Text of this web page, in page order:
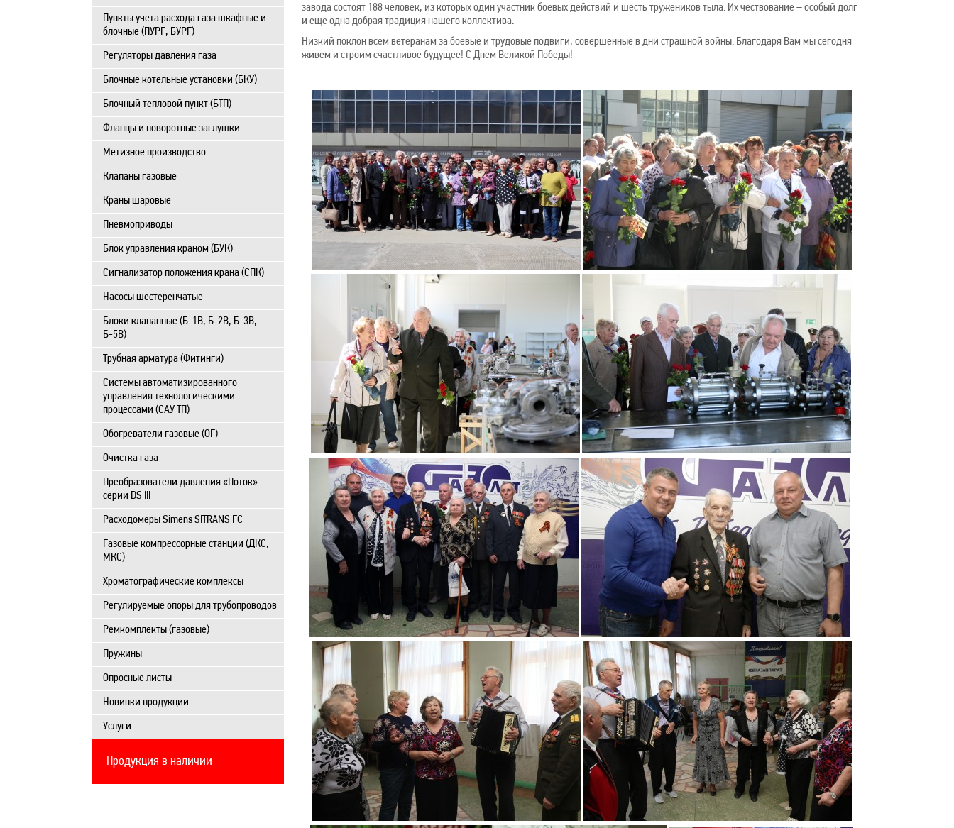
Пункты учета расхода газа шкафные и
блочные (ПУРГ, БУРГ)
Регуляторы давления газа
Блочные котельные установки (БКУ)
Блочный тепловой пункт (БТП)
Фланцы и поворотные заглушки
Метизное производство
Клапаны газовые
Краны шаровые
Пневмоприводы
Блок управления краном (БУК)
Сигнализатор положения крана (СПК)
Насосы шестеренчатые
Блоки клапанные (Б-1В, Б-2В, Б-3В,
Б-5В)
Трубная арматура (Фитинги)
Системы автоматизированного
управления технологическими
процессами (САУ ТП)
Обогреватели газовые (ОГ)
Очистка газа
Преобразователи давления «Поток»
серии DS III
Расходомеры Simens SITRANS FC
Газовые компрессорные станции (ДКС,
МКС)
Хроматографические комплексы
Регулируемые опоры для трубопроводов
Ремкомплекты (газовые)
Пружины
Опросные листы
Новинки продукции
Услуги
Продукция в наличии
завода состоят 188 человек, из которых один участник боевых действий и шесть тружеников тыла. Их чествование – особый долг
и еще одна добрая традиция нашего коллектива.
Низкий поклон всем ветеранам за боевые и трудовые подвиги, совершенные в дни страшной войны. Благодаря Вам мы сегодня
живем и строим счастливое будущее! С Днем Великой Победы!